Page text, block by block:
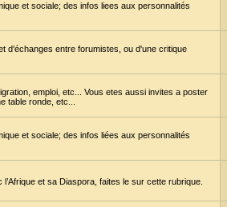
et sociale; des infos liees aux personnalités
d'échanges entre forumistes, ou d'une critique
emploi, etc... Vous etes aussi invites a poster
table ronde, etc...
et sociale; des infos liées aux personnalités
et sa Diaspora, faites le sur cette rubrique.